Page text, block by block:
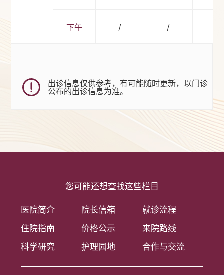
下午 / /
出诊信息仅供参考，有可能随时更新，以门诊
公布的出诊信息为准。
您可能还想查找这些栏目
医院简介 院长信箱
就诊流程
住院指南
价格公示
来院路线
科学研究
护理园地 合作与交流